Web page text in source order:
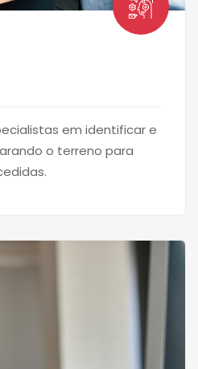
em identificar e
o terreno para